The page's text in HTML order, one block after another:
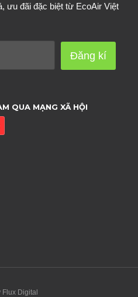
ưu đãi đặc biệt từ EcoAir Việt
Đăng kí
QUA MẠNG XÃ HỘI
Flux Digital